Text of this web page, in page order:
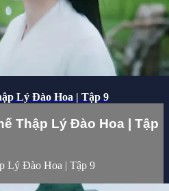
Lý Đào Hoa | Tập 9
Thập Lý Đào Hoa | Tập
Lý Đào Hoa | Tập 9